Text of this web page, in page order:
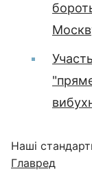
Наші
Главред